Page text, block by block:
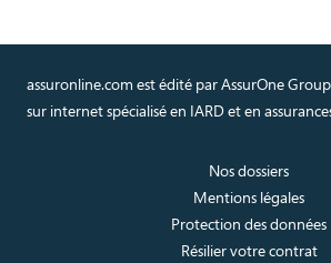
assuronline.com est édité par AssurOne
sur internet spécialisé en IARD et en
Nos dossiers
Mentions légales
Protection des données
Résilier votre contrat